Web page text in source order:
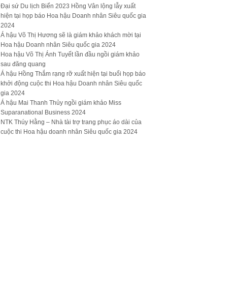
Đại sứ Du lịch Biển 2023 Hồng Vân lộng lẫy xuất
hiện tại họp báo Hoa hậu Doanh nhân Siêu quốc gia
2024
Á hậu Võ Thị Hương sẽ là giám khảo khách mời tại
Hoa hậu Doanh nhân Siêu quốc gia 2024
Hoa hậu Võ Thị Ánh Tuyết lần đầu ngồi giám khảo
sau đăng quang
Á hậu Hồng Thắm rạng rỡ xuất hiện tại buổi họp báo
khởi động cuộc thi Hoa hậu Doanh nhân Siêu quốc
gia 2024
Á hậu Mai Thanh Thủy ngồi giám khảo Miss
Suparanational Business 2024
NTK Thúy Hằng – Nhà tài trợ trang phục áo dài của
cuộc thi Hoa hậu doanh nhân Siêu quốc gia 2024